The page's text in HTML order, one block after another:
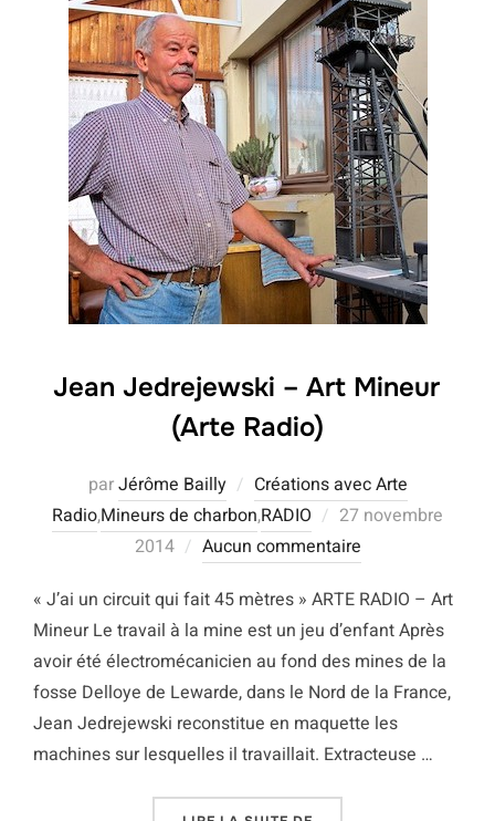
Jean Jedrejewski – Art Mineur
(Arte Radio)
parJérôme Bailly
Créations avec Arte
Radio,Mineurs de charbon,RADIO
Publié
le
27 novembre
2014
Aucun commentaire
« J’ai un circuit qui fait 45 mètres » ARTE RADIO – Art
Mineur Le travail à la mine est un jeu d’enfant Après
avoir été électromécanicien au fond des mines de la
fosse Delloye de Lewarde, dans le Nord de la France,
Jean Jedrejewski reconstitue en maquette les
machines sur lesquelles il travaillait. Extracteuse …